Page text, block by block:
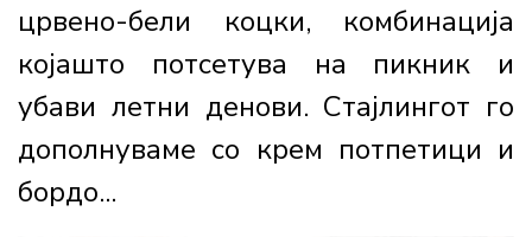
црвено-бели коцки, комбинација
којашто потсетува на пикник и
убави летни денови. Стајлингот го
дополнуваме со крем потпетици и
бордо...